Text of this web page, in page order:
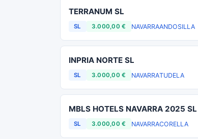
TERRANUM SL
SL 3.000,00 € NAVARRAANDOSILLA
INPRIA NORTE SL
SL 3.000,00 € NAVARRATUDELA
MBLS HOTELS NAVARRA 2025 SL
SL 3.000,00 € NAVARRACORELLA